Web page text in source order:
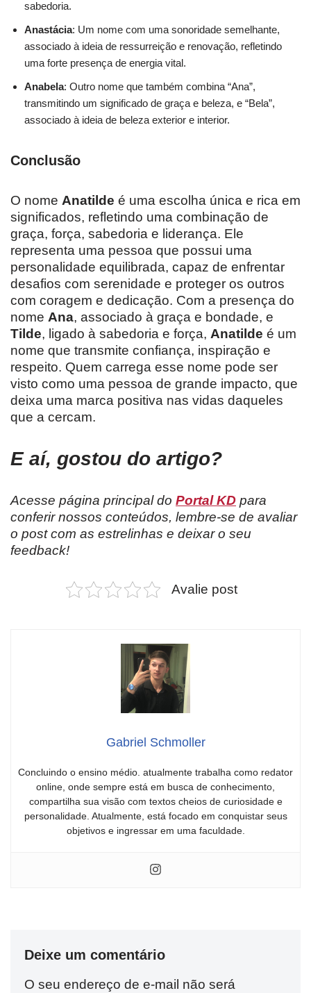
sabedoria.
Anastácia: Um nome com uma sonoridade semelhante,
associado à ideia de ressurreição e renovação, refletindo
uma forte presença de energia vital.
Anabela: Outro nome que também combina “Ana”,
transmitindo um significado de graça e beleza, e “Bela”,
associado à ideia de beleza exterior e interior.
Conclusão
O nome Anatilde é uma escolha única e rica em
significados, refletindo uma combinação de
graça, força, sabedoria e liderança. Ele
representa uma pessoa que possui uma
personalidade equilibrada, capaz de enfrentar
desafios com serenidade e proteger os outros
com coragem e dedicação. Com a presença do
nome Ana, associado à graça e bondade, e
Tilde, ligado à sabedoria e força, Anatilde é um
nome que transmite confiança, inspiração e
respeito. Quem carrega esse nome pode ser
visto como uma pessoa de grande impacto, que
deixa uma marca positiva nas vidas daqueles
que a cercam.
E aí, gostou do artigo?
Acesse página principal do Portal KD para
conferir nossos conteúdos, lembre-se de avaliar
o post com as estrelinhas e deixar o seu
feedback!
Avalie post
Gabriel Schmoller
Concluindo o ensino médio. atualmente trabalha como redator
online, onde sempre está em busca de conhecimento,
compartilha sua visão com textos cheios de curiosidade e
personalidade. Atualmente, está focado em conquistar seus
objetivos e ingressar em uma faculdade.
Deixe um comentário
O seu endereço de e-mail não será